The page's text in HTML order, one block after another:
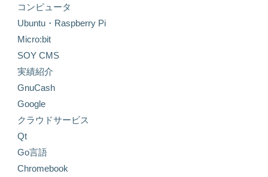
コンピュータ
Ubuntu・Raspberry Pi
Micro:bit
SOY CMS
実績紹介
GnuCash
Google
クラウドサービス
Qt
Go言語
Chromebook